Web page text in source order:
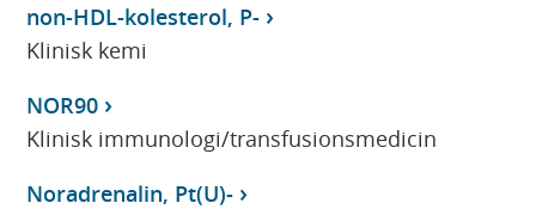
non-HDL-kolesterol, P-
Klinisk kemi
NOR90
Klinisk immunologi/transfusionsmedicin
Noradrenalin, Pt(U)-